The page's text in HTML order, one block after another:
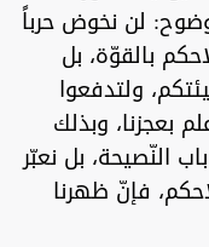
لن نخوض حرباً
بالقوّة، بل
ولتدفعوا
بعجزنا، وبذلك
النّصيحة، بل نعبّر
فإنّ ظهرنا